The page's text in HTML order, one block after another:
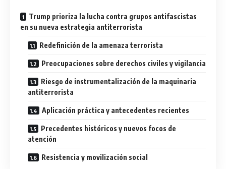
Trump prioriza la lucha contra grupos antifascistas
en su nueva estrategia antiterrorista
Redefinición de la amenaza terrorista
Preocupaciones sobre derechos civiles y vigilancia
Riesgo de instrumentalización de la maquinaria
antiterrorista
Aplicación práctica y antecedentes recientes
Precedentes históricos y nuevos focos de
atención
Resistencia y movilización social